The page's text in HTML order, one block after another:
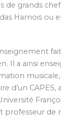
de grands
Harnois ou
Il a ainsi
d’un
professeur de